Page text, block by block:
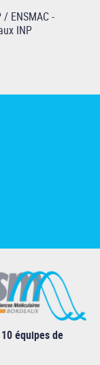
/ ENSMAC -
INP
équipes de